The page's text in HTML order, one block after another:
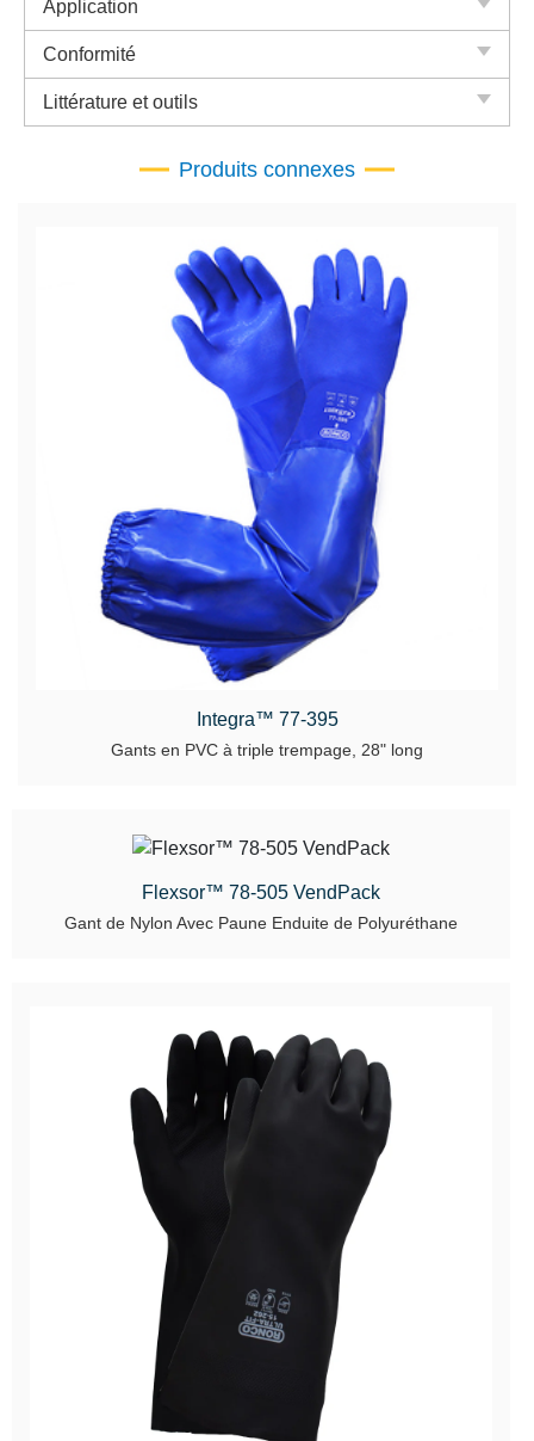
Application
Conformité
Littérature et outils
Produits connexes
Integra™ 77-395
Gants en PVC à triple trempage, 28" long
Flexsor™ 78-505 VendPack
Gant de Nylon Avec Paune Enduite de Polyuréthane